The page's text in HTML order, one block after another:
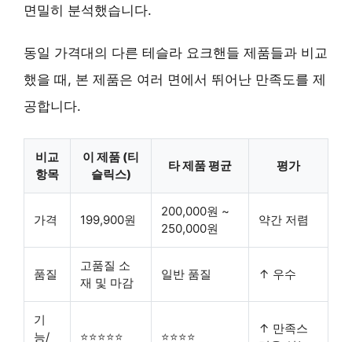
면밀히 분석했습니다.
동일 가격대의 다른 테슬라 요크핸들 제품들과 비교
했을 때, 본 제품은 여러 면에서 뛰어난 만족도를 제
공합니다.
비교
항목
이 제품 (티
슬릭스)
타 제품 평균 평가
가격 199,900원
200,000원 ~
250,000원
약간 저렴
품질
고품질 소
재 및 마감
일반 품질 ↑ 우수
기
능/
⭐⭐⭐⭐⭐ ⭐⭐⭐⭐
↑ 만족스